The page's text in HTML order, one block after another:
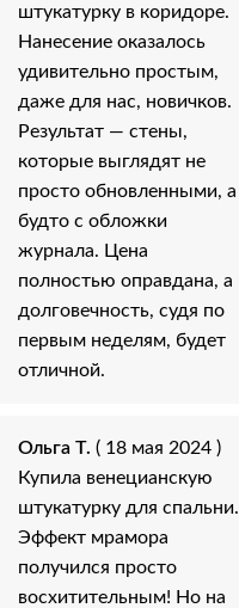
штукатурку в коридоре.
Нанесение оказалось
удивительно простым,
даже для нас, новичков.
Результат — стены,
которые выглядят не
просто обновленными, а
будто с обложки
журнала. Цена
полностью оправдана, а
долговечность, судя по
первым неделям, будет
отличной.
Ольга Т. ( 18 мая 2024 )
Купила венецианскую
штукатурку для спальни.
Эффект мрамора
получился просто
восхитительным! Но на